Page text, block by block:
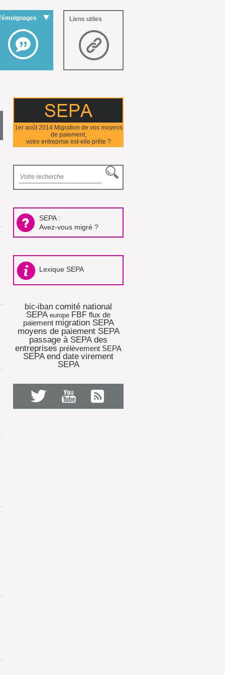
Liens utiles
1er août 2014 Migration de vos moyens
de paiement,
votre entreprise est-elle prête ?
SEPA :
Avez-vous migré ?
Lexique SEPA
bic-iban comité national
SEPA europe FBF flux de
paiement migration SEPA
moyens de paiement SEPA
passage à SEPA des
entreprises prélèvement SEPA
SEPA end date virement
SEPA